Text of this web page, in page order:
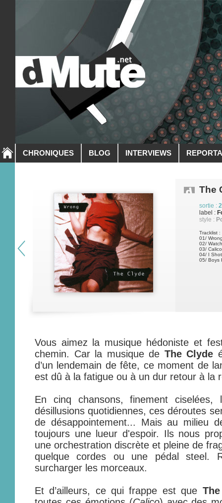
CHRONIQUES BLOG INTERVIEWS
The
sortie :
label :
style :
Tracklist :
01/
02/
03/ Calico
04/ I
05/ Boys
Vous aimez la musique hédoniste et
chemin. Car la musique de The Clyde
d’un lendemain de fête, ce moment de
est dû à la fatigue ou à un dur retour à la
En cinq chansons, finement
désillusions quotidiennes, ces déroutes
de désappointement... Mais au milieu
toujours une lueur d'espoir. Ils nous
une orchestration discrète et pleine de
quelque cordes ou une pédal steel.
surcharger les morceaux.
Et d’ailleurs, ce qui frappe est que